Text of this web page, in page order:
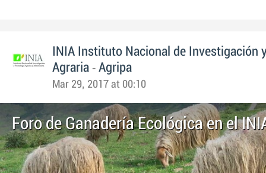
INIA Instituto Nacional de Investigación
Agraria - Agripa
Mar 29, 2017 at 00:10
Foro de Ganadería Ecológica en el